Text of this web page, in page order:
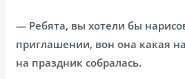
— Ребята, вы хотели бы
приглашении, вон она какая
на праздник собралась.